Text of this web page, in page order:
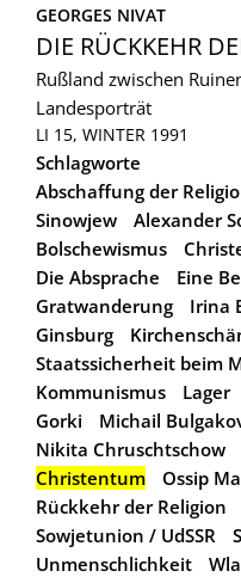
GEORGES NIVAT
DIE RÜCKKEHR
Rußland zwischen
Landesporträt
LI 15, WINTER 1991
Schlagworte
Abschaffung der
Sinowjew
Alexander
Bolschewismus
Die Absprache
Eine
Gratwanderung
Irina
Ginsburg
Staatssicherheit beim
Kommunismus
Lager
Gorki
Michail
Nikita Chruschtschow
Christentum
Ossip
Rückkehr der Religion
Sowjetunion / UdSSR
Unmenschlichkeit